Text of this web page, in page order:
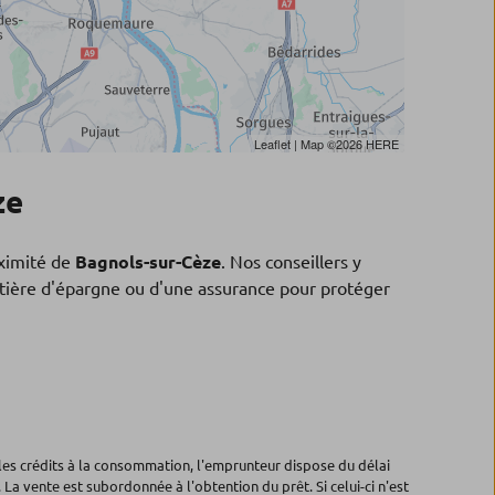
Leaflet | Map ©2026HERE
de Bagnols-sur-Cèze. Nos conseillers y
d'épargne ou d'une assurance pour protéger
crédits à la consommation, l'emprunteur dispose du délai
vente est subordonnée à l'obtention du prêt. Si celui-ci n'est